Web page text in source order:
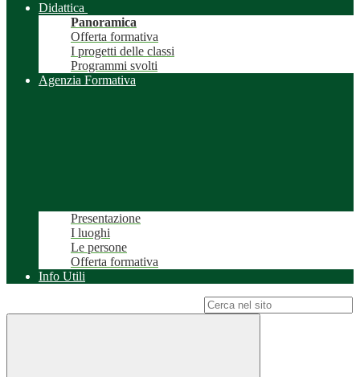
Didattica
Panoramica
Offerta formativa
I progetti delle classi
Programmi svolti
Agenzia Formativa
Presentazione
I luoghi
Le persone
Offerta formativa
Info Utili